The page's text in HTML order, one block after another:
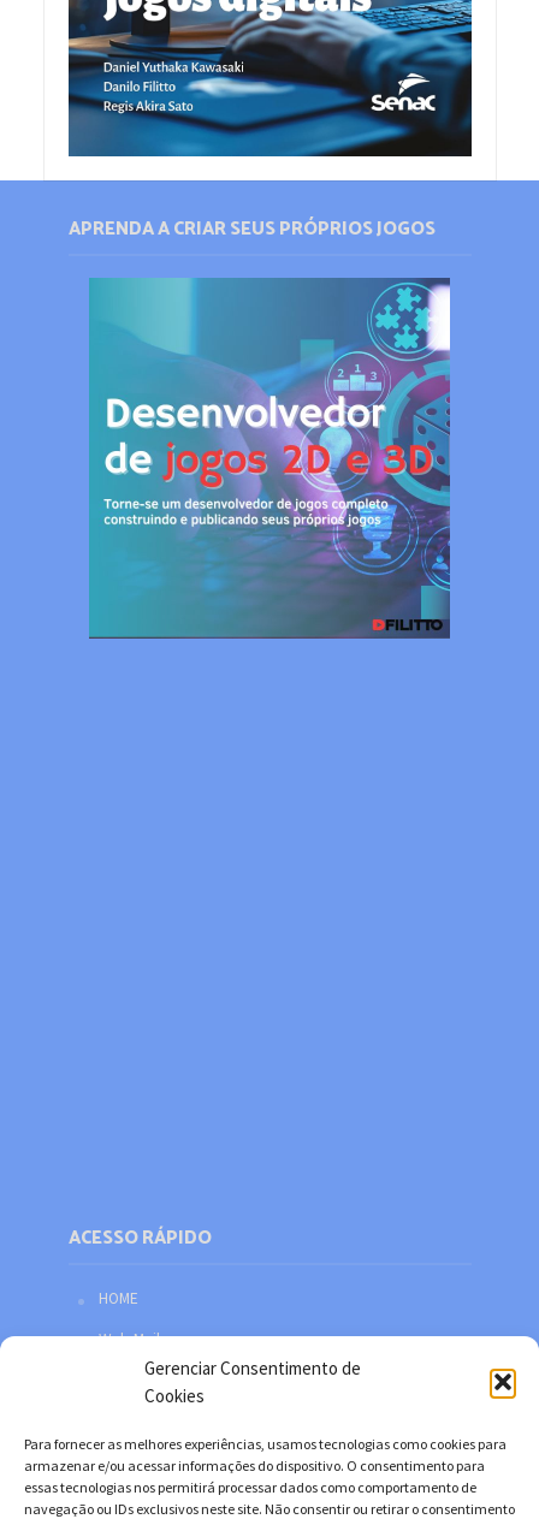
Gerenciar Consentimento de
Cookies
Para fornecer as melhores experiências, usamos tecnologias como cookies para
armazenar e/ou acessar informações do dispositivo. O consentimento para
essas tecnologias nos permitirá processar dados como comportamento de
navegação ou IDs exclusivos neste site. Não consentir ou retirar o consentimento
APRENDA A CRIAR SEUS PRÓPRIOS JOGOS
ACESSO RÁPIDO
HOME
Web Mail
Política de privacidade
Facebook
Twitter